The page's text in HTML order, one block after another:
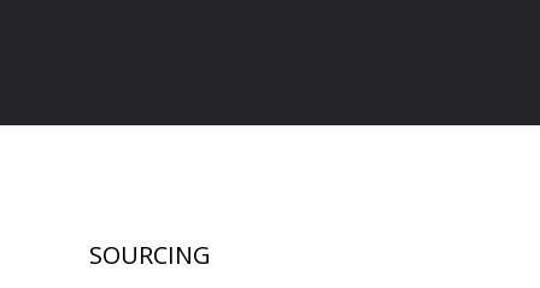
SOURCING